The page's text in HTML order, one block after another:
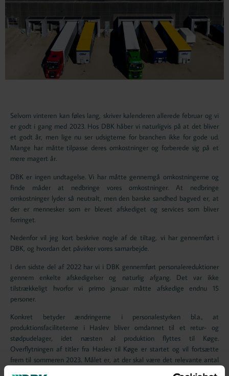
Selvom vinteren kan føles lang, skriver kalenderen allerede februar og vi
er godt i gang med 2023. Hos DBK håber vi naturligvis på at det bliver
et godt år, men lige nu ser udsigterne for branchen ikke for gode ud.
Mange har måtte tilpasse deres omkostninger og forberede sig på et
mere magert år.
DBK er ingen undtagelse. Vi har måtte gennemgå omkostningerne og
finde måder at nedbringe vores omkostninger. At nedbringe
omkostninger lyder så neutralt, men den barske sandhed bagved er, at
der er mennesker som er blevet afskediget og services som bliver
forringet.
Nedenfor vil jeg kort beskrive nogle af de tiltag, vi har gennemført i
DBK, og hvordan det påvirker vores samarbejde.
I den sidste del af 2022 har vi i DBK gennemført personalereduktioner
gennem enkelte afskedigelser og naturlig afgang. Det var ikke
tilstrækkeligt hvorfor vi primo januar måtte afskedige endnu 15
personer.
Konkret betyder ændringerne i personalestyrken bl.a., at
produktionsfaciliteterne i Haslev bliver omdannet til et retur- og
stødpudelager, idet næsten al produktion flyttes til Køge.
Overflytningen af titler fra Haslev til Køge er startet og vil fortsætte
frem til sommeren 2023. Målet er, at der skal være det relevante antal